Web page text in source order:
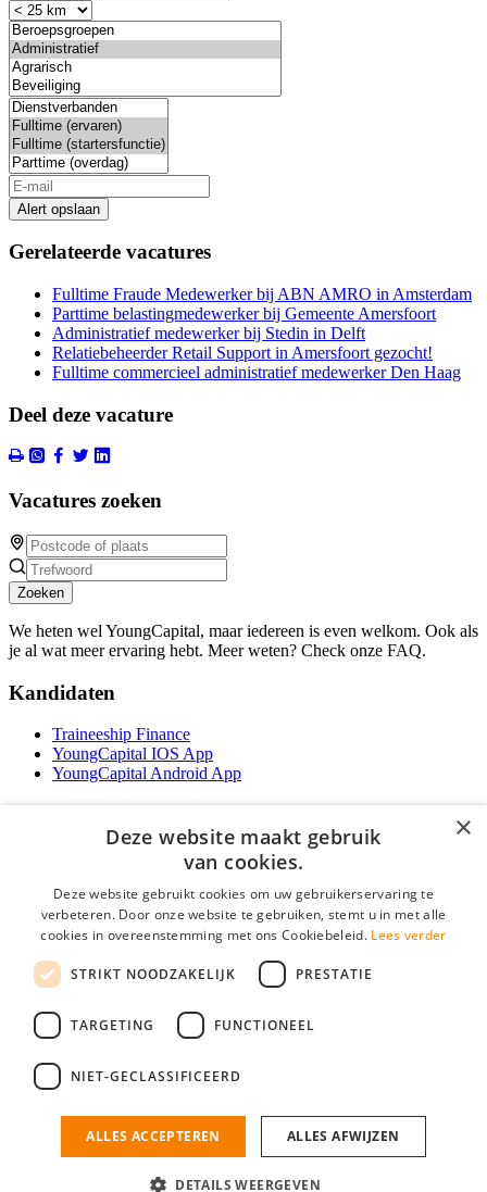
Alert opslaan
Gerelateerde vacatures
Fulltime Fraude Medewerker bij ABN AMRO in Amsterdam
Parttime belastingmedewerker bij Gemeente Amersfoort
Administratief medewerker bij Stedin in Delft
Relatiebeheerder Retail Support in Amersfoort gezocht!
Fulltime commercieel administratief medewerker Den Haag
Deel deze vacature
Vacatures zoeken
Zoeken
We heten wel YoungCapital, maar iedereen is even welkom. Ook als
je al wat meer ervaring hebt. Meer weten? Check onze FAQ.
Kandidaten
Traineeship Finance
YoungCapital IOS App
YoungCapital Android App
Contractvormen
Brochure aanvragen
Vacature aanmelden
Partners
Social
Financiele Vacatures is onderdeel van YoungCapital • © 2026 • KvK nr:
×
Deze website maakt gebruik
van cookies.
Deze website gebruikt cookies om uw gebruikerservaring te
verbeteren. Door onze website te gebruiken, stemt u in met alle
cookies in overeenstemming met ons Cookiebeleid. Lees verder
STRIKT NOODZAKELIJK PRESTATIE
TARGETING FUNCTIONEEL
NIET-GECLASSIFICEERD
ALLES ACCEPTEREN ALLES AFWIJZEN
DETAILS WEERGEVEN